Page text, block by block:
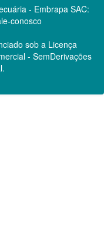
- Embrapa SAC:
conosco
sob a Licença
- SemDerivações